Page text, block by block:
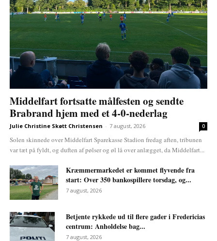
Middelfart fortsatte målfesten og sendte
Brabrand hjem med et 4-0-nederlag
Julie Christine Skøtt Christensen - 7 august, 2026 0
Solen skinnede over Middelfart Sparekasse Stadion fredag aften, tribunen
var tæt på fyldt, og duften af pølser og øl lå over anlægget, da Middelfart...
Kræmmermarkedet er kommet flyvende fra
start: Over 350 bankospillere torsdag, og...
7 august, 2026
Betjente rykkede ud til flere gader i Fredericias
centrum: Anholdelse bag...
7 august, 2026